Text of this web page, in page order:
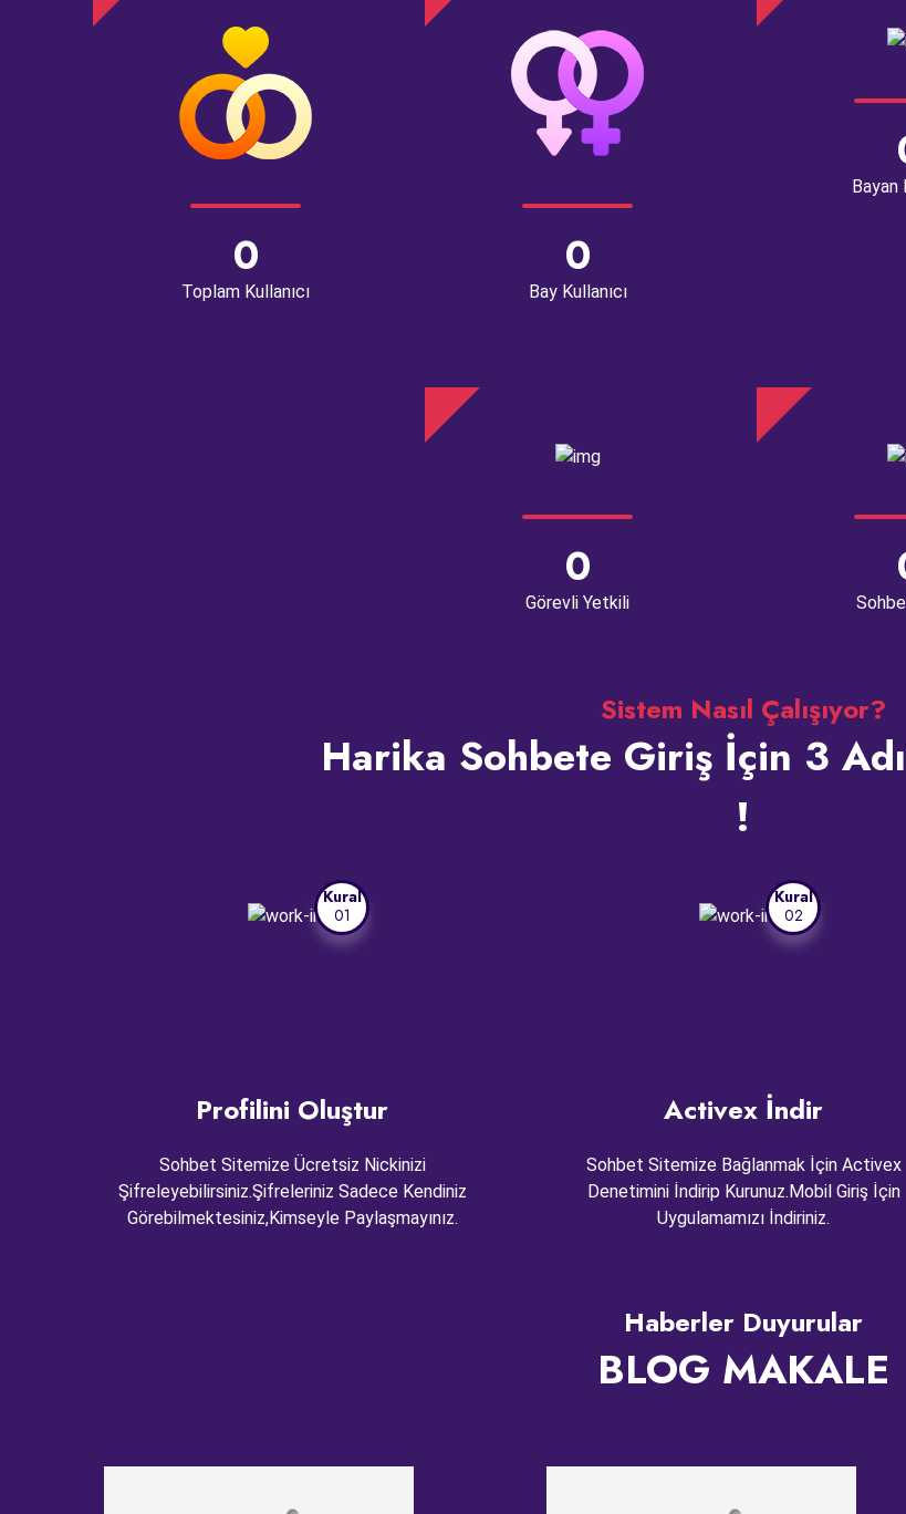
0
Toplam Kullanıcı
0
Bay Kullanıcı
Bayan
0
Görevli Yetkili
Sistem Nasıl Çalışıyor?
Harika Sohbete Giriş İçin 3
!
Kural
01
Profilini Oluştur
Sohbet Sitemize Ücretsiz Nickinizi
Şifreleyebilirsiniz.Şifreleriniz Sadece Kendiniz
Görebilmektesiniz,Kimseyle Paylaşmayınız.
Kural
02
Activex İndir
Sohbet Sitemize Bağlanmak İçin Activex
Denetimini İndirip Kurunuz.Mobil Giriş İçin
Uygulamamızı İndiriniz.
Haberler Duyurular
BLOG MAKALE